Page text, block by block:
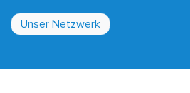
Unser Netzwerk